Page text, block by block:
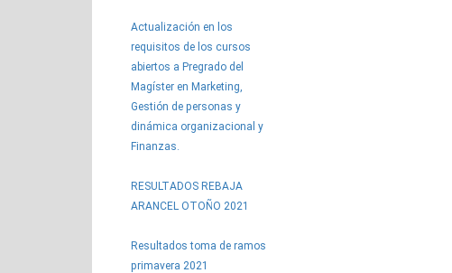
Actualización en los
requisitos de los cursos
abiertos a Pregrado del
Magíster en Marketing,
Gestión de personas y
dinámica organizacional y
Finanzas.
RESULTADOS REBAJA
ARANCEL OTOÑO 2021
Resultados toma de ramos
primavera 2021